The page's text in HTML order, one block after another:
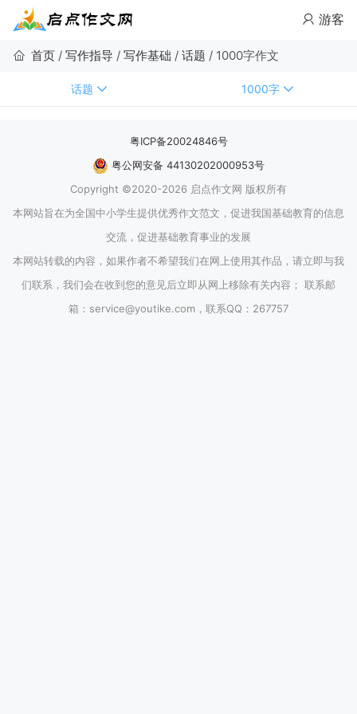
游客
首页 / 写作指导 / 写作基础 / 话题 / 1000字作文
话题 1000字
粤ICP备20024846号
粤公网安备 44130202000953号
Copyright ©2020-2026 启点作文网 版权所有
本网站旨在为全国中小学生提供优秀作文范文，促进我国基础教育的信息
交流，促进基础教育事业的发展
本网站转载的内容，如果作者不希望我们在网上使用其作品，请立即与我
们联系，我们会在收到您的意见后立即从网上移除有关内容； 联系邮
箱：service@youtike.com，联系QQ：267757